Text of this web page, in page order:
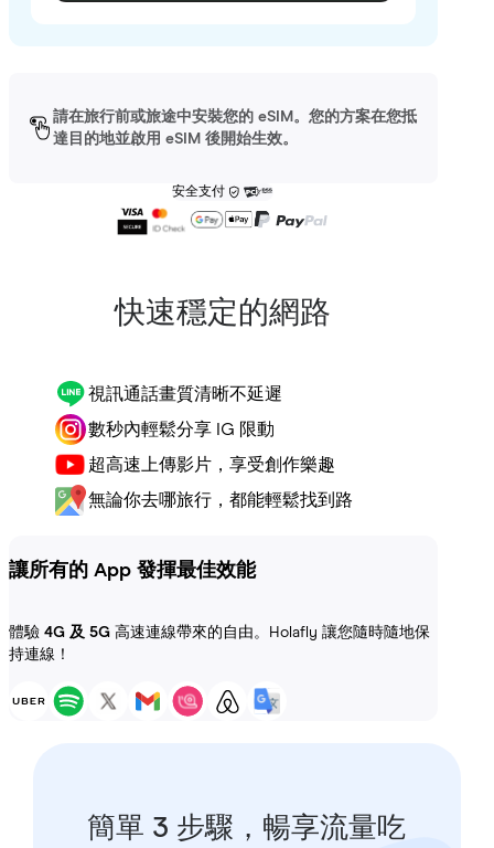
請在旅行前或旅途中安裝您的 eSIM。您的方案在您抵
達目的地並啟用 eSIM 後開始生效。
安全支付
快速穩定的網路
視訊通話畫質清晰不延遲
數秒內輕鬆分享 IG 限動
超高速上傳影片，享受創作樂趣
無論你去哪旅行，都能輕鬆找到路
讓所有的 App 發揮最佳效能
體驗 4G 及 5G 高速連線帶來的自由。Holafly 讓您隨時隨地保
持連線！
簡單 3 步驟，暢享流量吃